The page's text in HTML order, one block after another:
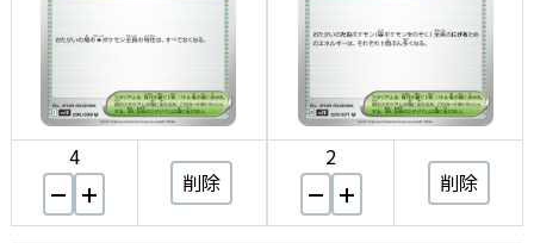
4
削除
2
削除